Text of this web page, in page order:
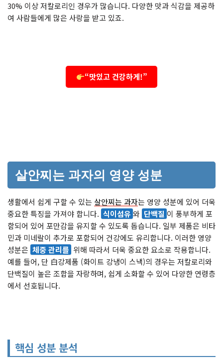
30% 이상 저칼로리인 경우가 많습니다. 다양한 맛과 식감을 제공하
여 사람들에게 많은 사랑을 받고 있죠.
“맛있고 건강하게!”
살안찌는 과자의 영양 성분
생활에서 쉽게 구할 수 있는 살안찌는 과자는 영양 성분에 있어 더욱
중요한 특징을 가져야 합니다. 식이섬유 와 단백질 이 풍부하게 포
함되어 있어 포만감을 유지할 수 있도록 돕습니다. 일부 제품은 비타
민과 미네랄이 추가로 포함되어 건강에도 유리합니다. 이러한 영양
성분은 체중 관리를 위해 따라서 더욱 중요한 요소로 작용합니다.
예를 들어, 단 白강제품 (화이트 강냉이 스낵)의 경우는 저칼로리와
단백질이 높은 조합을 자랑하며, 쉽게 소화할 수 있어 다양한 연령층
에서 선호됩니다.
핵심 성분 분석